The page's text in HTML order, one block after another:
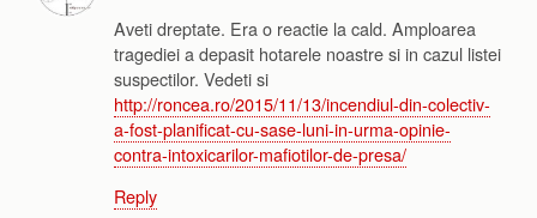
Aveti dreptate. Era o reactie la cald. Amploarea
tragediei a depasit hotarele noastre si in cazul listei
suspectilor. Vedeti si
http://roncea.ro/2015/11/13/incendiul-din-colectiv-
a-fost-planificat-cu-sase-luni-in-urma-opinie-
contra-intoxicarilor-mafiotilor-de-presa/
Reply